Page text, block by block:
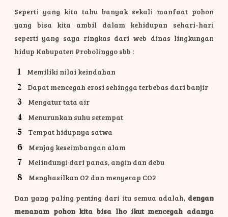
Seperti yang kita tahu banyak sekali manfaat pohon
yang bisa kita ambil dalam kehidupan sehari-hari
seperti yang saya ringkas dari web dinas lingkungan
hidup Kabupaten Probolinggo sbb :
Memiliki nilai keindahan
Dapat mencegah erosi sehingga terbebas dari banjir
Mengatur tata air
Menurunkan suhu setempat
Tempat hidupnya satwa
Menjag keseimbangan alam
Melindungi dari panas, angin dan debu
Menghasilkan O2 dan menyerap CO2
Dan yang paling penting dari itu semua adalah, dengan
menanam pohon kita bisa lho ikut mencegah adanya